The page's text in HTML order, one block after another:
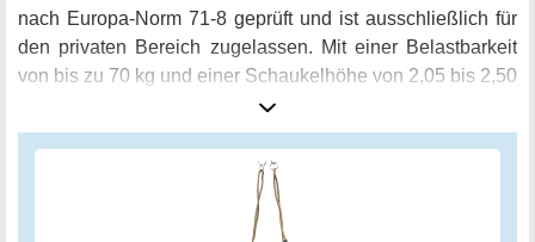
nach Europa-Norm 71-8 geprüft und ist ausschließlich für
den privaten Bereich zugelassen. Mit einer Belastbarkeit
von bis zu 70 kg und einer Schaukelhöhe von 2,05 bis 2,50
m ist das Trapez ideal für Kinder ab 3 Jahren geeignet. Der
Durchmesser des Hartholz-Trapez' beträgt 3,5 cm bei einer
Länge von 58 cm und sorgt somit für einen sicheren Halt
und jede Menge Spielspaß im eigenen Garten!